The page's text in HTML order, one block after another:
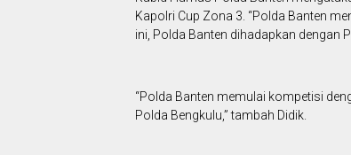
Kapolri Cup Zona 3. “Polda Banten
ini, Polda Banten dihadapkan dengan
“Polda Banten memulai kompetisi
Polda Bengkulu,” tambah Didik.